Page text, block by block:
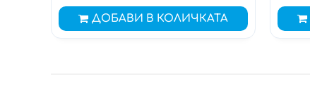
ДОБАВИ В КОЛИЧКАТА